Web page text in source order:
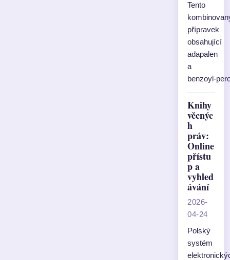
Tento
přípravek
obsahující
adapalen
a
Knihy
věcnýc
h
práv:
Online
přístu
p a
vyhled
ávání
2026-
04-24
Polský
systém